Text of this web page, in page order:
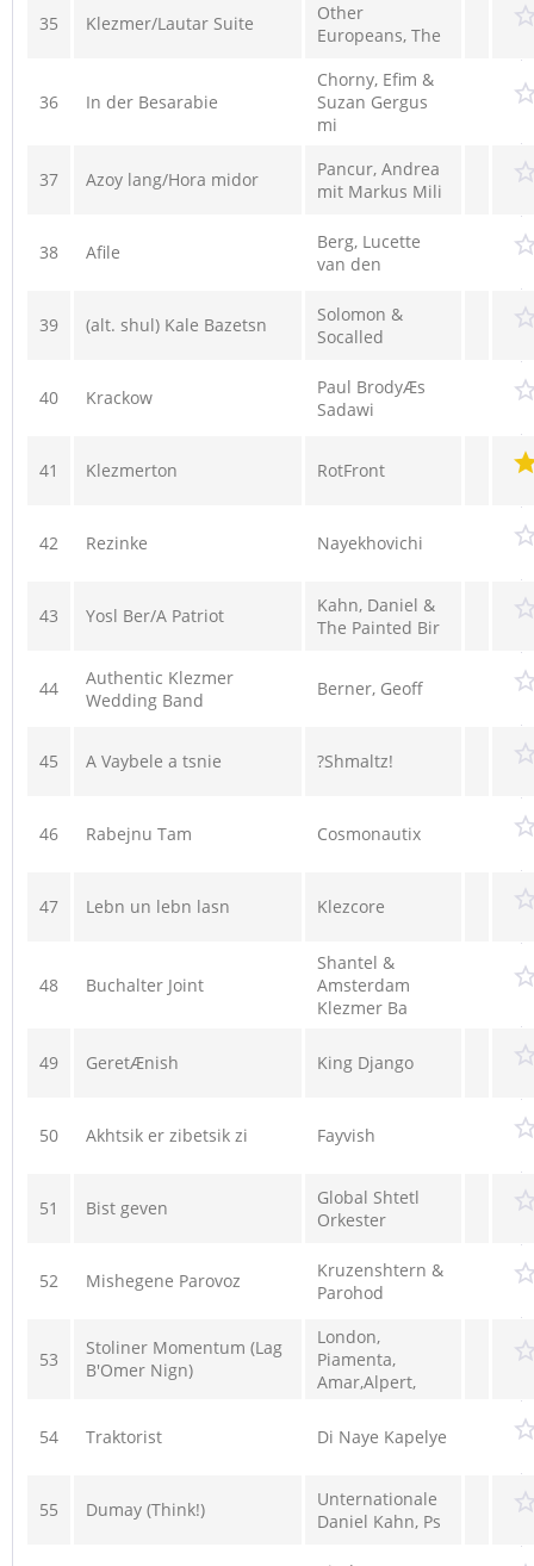
35 Klezmer/Lautar Suite
Other
Europeans, The
36 In der Besarabie
Chorny, Efim &
Suzan Gergus
mi
37 Azoy lang/Hora midor
Pancur, Andrea
mit Markus Mili
38 Afile
Berg, Lucette
van den
39 (alt. shul) Kale Bazetsn
Solomon &
Socalled
40 Krackow
Paul BrodyÆs
Sadawi
41 Klezmerton RotFront
42 Rezinke Nayekhovichi
43 Yosl Ber/A Patriot
Kahn, Daniel &
The Painted Bir
44
Authentic Klezmer
Wedding Band
Berner, Geoff
45 A Vaybele a tsnie ?Shmaltz!
46 Rabejnu Tam Cosmonautix
47 Lebn un lebn lasn Klezcore
48 Buchalter Joint
Shantel &
Amsterdam
Klezmer Ba
49 GeretÆnish King Django
50 Akhtsik er zibetsik zi Fayvish
51 Bist geven
Global Shtetl
Orkester
52 Mishegene Parovoz
Kruzenshtern &
Parohod
53
Stoliner Momentum (Lag
B'Omer Nign)
London,
Piamenta,
Amar,Alpert,
54 Traktorist Di Naye Kapelye
55 Dumay (Think!)
Unternationale
Daniel Kahn, Ps